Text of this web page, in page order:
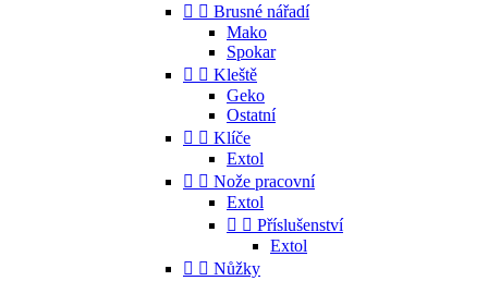
  Brusné nářadí
Mako
Spokar
  Kleště
Geko
Ostatní
  Klíče
Extol
  Nože pracovní
Extol
  Příslušenství
Extol
  Nůžky